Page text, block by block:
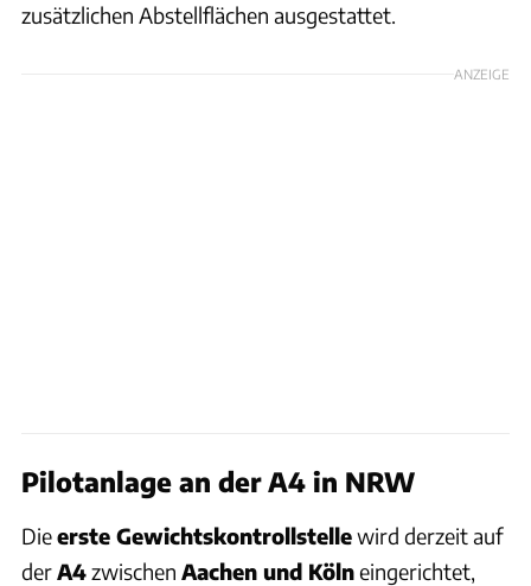
zusätzlichen Abstellflächen ausgestattet.
ANZEIGE
Pilotanlage an der A4 in NRW
Dieerste Gewichtskontrollstellewird derzeit auf
derA4zwischen Aachen und Kölneingerichtet,